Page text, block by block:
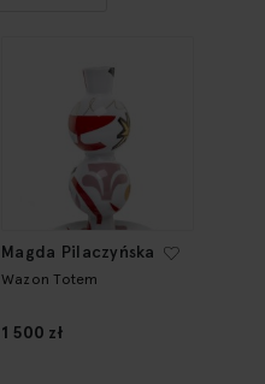
Magda Pilaczyńska
Wazon Totem
1 500 zł